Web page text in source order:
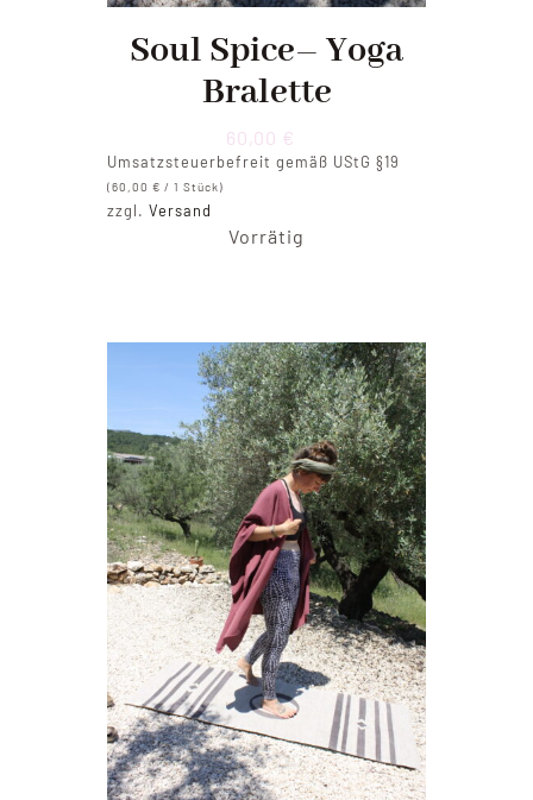
Soul Spice– Yoga
Bralette
60,00 €
Umsatzsteuerbefreit gemäß UStG §19
(60,00€ / 1 Stück)
zzgl.Versand
Vorrätig